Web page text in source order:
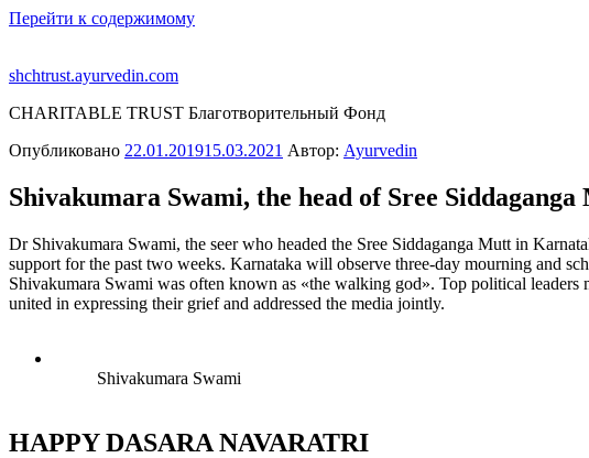
Перейти к содержимому
shchtrust.ayurvedin.com
CHARITABLE TRUST Благотворительный Фонд
Опубликовано 22.01.201915.03.2021 Автор: Ayurvedin
Shivakumara Swami, the head of Sree
Dr Shivakumara Swami, the seer who headed the Sree Siddaganga Mutt in
support for the past two weeks. Karnataka will observe three-day mourning and
Shivakumara Swami was often known as «the walking god». Top political
united in expressing their grief and addressed the media jointly.
Shivakumara Swami
HAPPY DASARA NAVARATRI